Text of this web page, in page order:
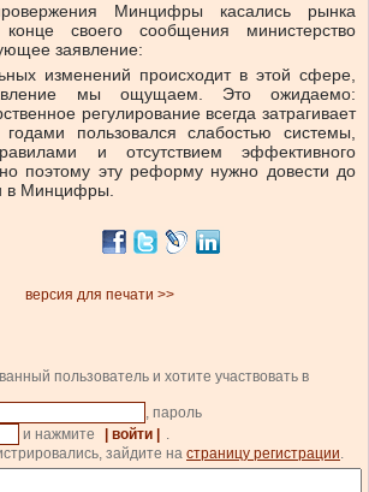
Минцифры касались рынка
своего сообщения министерство
заявление:
изменений происходит в этой сфере,
мы ощущаем. Это ожидаемо:
регулирование всегда затрагивает
пользовался слабостью системы,
и отсутствием эффективного
поэтому эту реформу нужно довести до
в Минцифры.
версия для печати >>
пользователь и хотите участвовать в
, пароль
и нажмите
| войти |
.
зайдите на страницу регистрации.